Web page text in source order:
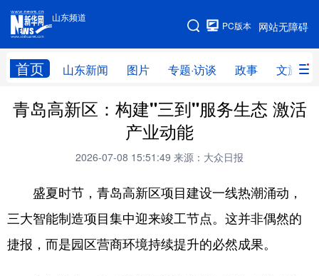
山东频道
网站无障碍
PC版本
首页 山东新闻 图片 专题·访谈 政事 文旅
手机版
网站地图
学习进行时 高层 时政 人事
财经 网评
全球连线
科技 科普 体育 文化
健康 军事 访谈 视频
青岛高新区：构建"三到"服务生态 激活
产业动能
2026-07-08 15:51:49 来源：大众日报
盛夏时节，青岛高新区项目建设一线热潮涌动，
三大智能制造项目集中迎来竣工节点。这并非偶然的
捷报，而是园区营商环境持续提升的必然成果。